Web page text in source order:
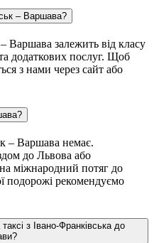
– Варшава?
Варшава залежить від класу
та додаткових послуг. Щоб
з нами через сайт або
– Варшава немає.
до Львова або
міжнародний потяг до
подорожі рекомендуємо
з Івано-Франківська до